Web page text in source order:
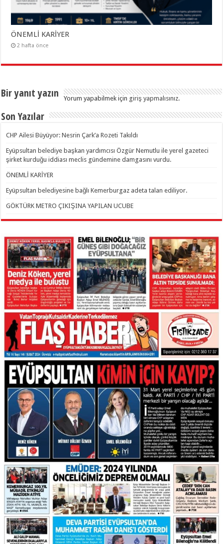
ÖNEMLİ KARİYER
2 hafta önce
Bir yanıt yazın Yorum yapabilmek için giriş yapmalısınız.
Son Yazılar
CHP Ailesi Büyüyor: Nesrin Çark’a Rozeti Takıldı
Eyüpsultan belediye başkan yardımcısı Özgür Nemutlu ile yerel gazeteci
şirket kurduğu iddiası meclis gündemine damgasını vurdu.
ÖNEMLİ KARİYER
Eyüpsultan belediyesine bağlı Kemerburgaz adeta talan ediliyor.
GÖKTÜRK METRO ÇIKIŞINA YAPILAN UCUBE